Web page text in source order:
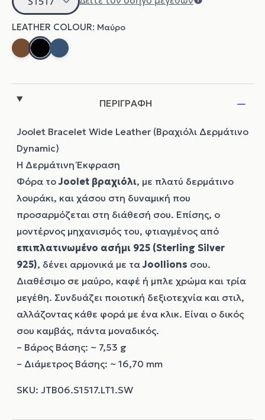
ΠΕΡΙΓΡΑΦΗ
Joolet Bracelet Wide Leather (Βραχιόλι Δερμάτινο
Dynamic)
Η Δερμάτινη Έκφραση
Φόρα τοJoolet βραχιόλι, με πλατύ δερμάτινο
λουράκι, και χάσου στη δυναμική που
προσαρμόζεται στη διάθεσή σου. Επίσης, ο
μοντέρνος μηχανισμός του, φτιαγμένος από
επιπλατινωμένο ασήμι 925 (Sterling Silver
925), δένει αρμονικά με ταJoollions σου.
Διαθέσιμο σε μαύρο, καφέ ή μπλε χρώμα και τρία
μεγέθη. Συνδυάζει ποιοτική δεξιοτεχνία και στιλ,
αλλάζοντας κάθε φορά με ένα κλικ. Είναι ο δικός
σου καμβάς, πάντα μοναδικός.
– Βάρος Βάσης: ~ 7,53 g
– Διάμετρος Βάσης: ~ 16,70 mm